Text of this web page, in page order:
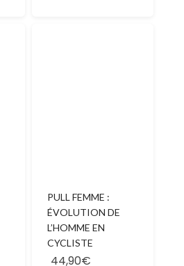
PULL FEMME :
ÉVOLUTION DE
L’HOMME EN
CYCLISTE
44,90€